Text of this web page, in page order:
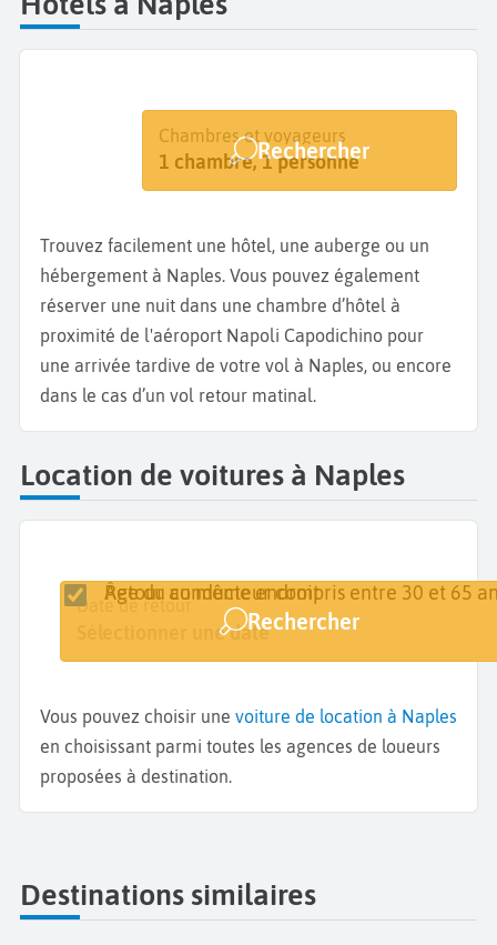
Destination
Naples
Dates
Dates de votre séjour
Chambres et voyageurs
1 chambre, 1 personne
Rechercher
Trouvez facilement une hôtel, une auberge ou un
hébergement à Naples. Vous pouvez également
réserver une nuit dans une chambre d’hôtel à
proximité de l'aéroport Napoli Capodichino pour
une arrivée tardive de votre vol à Naples, ou encore
dans le cas d’un vol retour matinal.
Location de voitures à Naples
Lieu de retrait
Date de retrait
Sélectionner une date
Date de retour
Sélectionner une date
Retour au même endroit
Âge du conducteur compris entre 30 et 65
Rechercher
Vous pouvez choisir une voiture de location à Naples
en choisissant parmi toutes les agences de loueurs
proposées à destination.
Destinations similaires